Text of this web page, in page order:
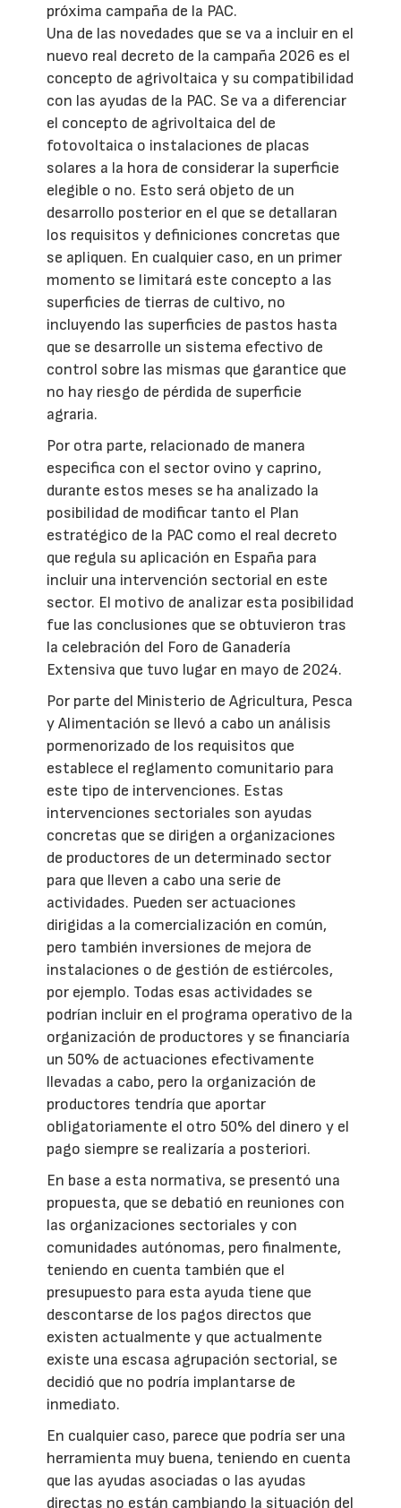
próxima campaña de la PAC.
Una de las novedades que se va a incluir en el
nuevo real decreto de la campaña 2026 es el
concepto de agrivoltaica y su compatibilidad
con las ayudas de la PAC. Se va a diferenciar
el concepto de agrivoltaica del de
fotovoltaica o instalaciones de placas
solares a la hora de considerar la superficie
elegible o no. Esto será objeto de un
desarrollo posterior en el que se detallaran
los requisitos y definiciones concretas que
se apliquen. En cualquier caso, en un primer
momento se limitará este concepto a las
superficies de tierras de cultivo, no
incluyendo las superficies de pastos hasta
que se desarrolle un sistema efectivo de
control sobre las mismas que garantice que
no hay riesgo de pérdida de superficie
agraria.
Por otra parte, relacionado de manera
especifica con el sector ovino y caprino,
durante estos meses se ha analizado la
posibilidad de modificar tanto el Plan
estratégico de la PAC como el real decreto
que regula su aplicación en España para
incluir una intervención sectorial en este
sector. El motivo de analizar esta posibilidad
fue las conclusiones que se obtuvieron tras
la celebración del Foro de Ganadería
Extensiva que tuvo lugar en mayo de 2024.
Por parte del Ministerio de Agricultura, Pesca
y Alimentación se llevó a cabo un análisis
pormenorizado de los requisitos que
establece el reglamento comunitario para
este tipo de intervenciones. Estas
intervenciones sectoriales son ayudas
concretas que se dirigen a organizaciones
de productores de un determinado sector
para que lleven a cabo una serie de
actividades. Pueden ser actuaciones
dirigidas a la comercialización en común,
pero también inversiones de mejora de
instalaciones o de gestión de estiércoles,
por ejemplo. Todas esas actividades se
podrían incluir en el programa operativo de la
organización de productores y se financiaría
un 50% de actuaciones efectivamente
llevadas a cabo, pero la organización de
productores tendría que aportar
obligatoriamente el otro 50% del dinero y el
pago siempre se realizaría a posteriori.
En base a esta normativa, se presentó una
propuesta, que se debatió en reuniones con
las organizaciones sectoriales y con
comunidades autónomas, pero finalmente,
teniendo en cuenta también que el
presupuesto para esta ayuda tiene que
descontarse de los pagos directos que
existen actualmente y que actualmente
existe una escasa agrupación sectorial, se
decidió que no podría implantarse de
inmediato.
En cualquier caso, parece que podría ser una
herramienta muy buena, teniendo en cuenta
que las ayudas asociadas o las ayudas
directas no están cambiando la situación del